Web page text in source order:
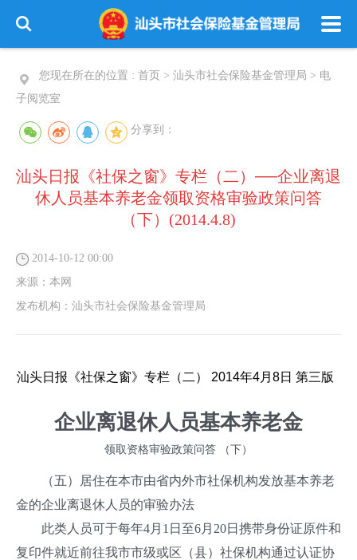
您现在所在的位置 : 首页 > 汕头市社会保险基金管理局 > 电
子阅览室
分享到：
汕头日报《社保之窗》专栏（二）──企业离退
休人员基本养老金领取资格审验政策问答
（下）(2014.4.8)
2014-10-12 00:00
来源： 本网
发布机构： 汕头市社会保险基金管理局
汕头日报《社保之窗》专栏（二） 2014年4月 8日 第三版
企业离退休人员基本养老金
领取资格审验政策问答 （下）
（五）居住在本市由省内外市社保机构发放基本养老
金的企业离退休人员的审验办法
此类人员可于每年4月 1 日至6月 20日携带身份证原件和
复印件就近前往我市市级或区（县）社保机构通过认证协